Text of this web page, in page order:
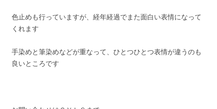
色止めも行っていますが、経年経過でまた面白い表情になって
くれます
手染めと筆染めなどが重なって、ひとつひとつ表情が違うのも
良いところです